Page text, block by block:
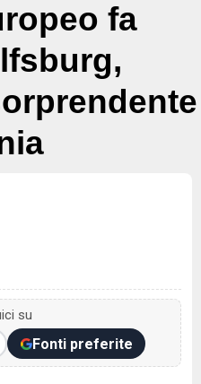
fa
su
Fonti preferite